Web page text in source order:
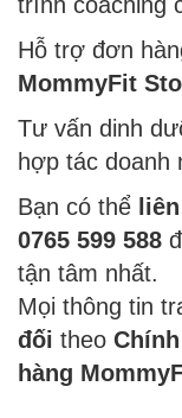
Hỗ trợ đơn
MommyFit
Tư vấn dinh
hợp tác doanh
Bạn có thể
0765 599 588
tận tâm nhất.
Mọi thông tin
đối theo
hàng